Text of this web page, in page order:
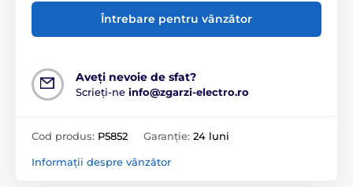
Întrebare pentru vânzător
Aveți nevoie de sfat?
Scrieți-ne info@zgarzi-electro.ro
Cod produs: P5852 Garanție: 24 luni
Informații despre vânzător